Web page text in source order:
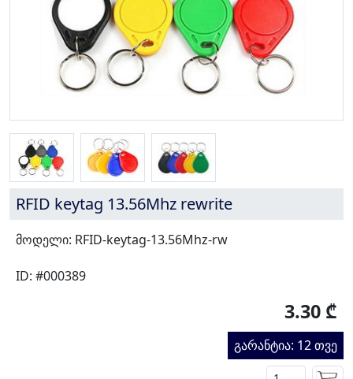
RFID keytag 13.56Mhz rewrite
მოდელი: RFID-keytag-13.56Mhz-rw
ID: #000389
3.30 ₾
გარანტია: 12 თვე